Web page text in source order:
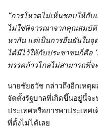
“การโหวตไม่เห็นชอบให้กั
ไม่ใช่พิจารณาจากคุณสมบั
หากัน แต่เป็นการยืนยันใน
ได้มีไว้ให้กับประชาชนก็คือ ‘
พรรคก้าวไกลไม่สามารถที่
นายชัยธวัช กล่าวถึงอีกเหตุ
จัดตั้งรัฐบาลที่เกิดขึ้นอยู่นี้จ
ประเทศหรือการพาประเท
ที่ตั้งไม่ได้เลย